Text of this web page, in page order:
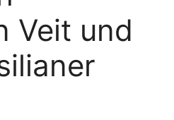
Veit und